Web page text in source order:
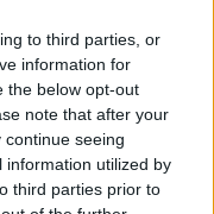
to third parties, or
information for
the below opt-out
note that after your
seeing
information utilized by
third parties prior to
Pomarance, Monteverdi
il bando per
individuale.
nell’anno scolastico
di primo grado e
(private e degli enti
alle famiglie per